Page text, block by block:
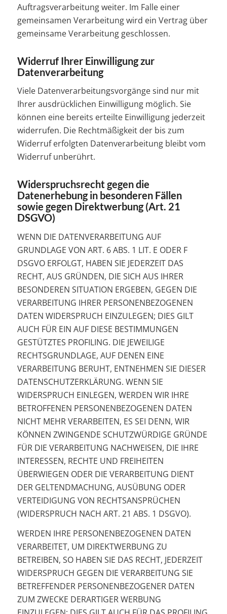
Auftragsverarbeitung weiter. Im Falle einer
gemeinsamen Verarbeitung wird ein Vertrag über
gemeinsame Verarbeitung geschlossen.
Widerruf Ihrer Einwilligung zur
Datenverarbeitung
Viele Datenverarbeitungsvorgänge sind nur mit
Ihrer ausdrücklichen Einwilligung möglich. Sie
können eine bereits erteilte Einwilligung jederzeit
widerrufen. Die Rechtmäßigkeit der bis zum
Widerruf erfolgten Datenverarbeitung bleibt vom
Widerruf unberührt.
Widerspruchsrecht gegen die
Datenerhebung in besonderen Fällen
sowie gegen Direktwerbung (Art. 21
DSGVO)
WENN DIE DATENVERARBEITUNG AUF
GRUNDLAGE VON ART. 6 ABS. 1 LIT. E ODER F
DSGVO ERFOLGT, HABEN SIE JEDERZEIT DAS
RECHT, AUS GRÜNDEN, DIE SICH AUS IHRER
BESONDEREN SITUATION ERGEBEN, GEGEN DIE
VERARBEITUNG IHRER PERSONENBEZOGENEN
DATEN WIDERSPRUCH EINZULEGEN; DIES GILT
AUCH FÜR EIN AUF DIESE BESTIMMUNGEN
GESTÜTZTES PROFILING. DIE JEWEILIGE
RECHTSGRUNDLAGE, AUF DENEN EINE
VERARBEITUNG BERUHT, ENTNEHMEN SIE DIESER
DATENSCHUTZERKLÄRUNG. WENN SIE
WIDERSPRUCH EINLEGEN, WERDEN WIR IHRE
BETROFFENEN PERSONENBEZOGENEN DATEN
NICHT MEHR VERARBEITEN, ES SEI DENN, WIR
KÖNNEN ZWINGENDE SCHUTZWÜRDIGE GRÜNDE
FÜR DIE VERARBEITUNG NACHWEISEN, DIE IHRE
INTERESSEN, RECHTE UND FREIHEITEN
ÜBERWIEGEN ODER DIE VERARBEITUNG DIENT
DER GELTENDMACHUNG, AUSÜBUNG ODER
VERTEIDIGUNG VON RECHTSANSPRÜCHEN
(WIDERSPRUCH NACH ART. 21 ABS. 1 DSGVO).
WERDEN IHRE PERSONENBEZOGENEN DATEN
VERARBEITET, UM DIREKTWERBUNG ZU
BETREIBEN, SO HABEN SIE DAS RECHT, JEDERZEIT
WIDERSPRUCH GEGEN DIE VERARBEITUNG SIE
BETREFFENDER PERSONENBEZOGENER DATEN
ZUM ZWECKE DERARTIGER WERBUNG